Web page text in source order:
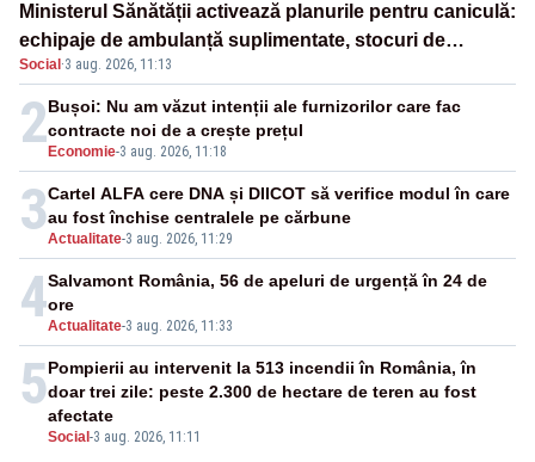
Ministerul Sănătății activează planurile pentru caniculă:
echipaje de ambulanță suplimentate, stocuri de
medicamente verificate și puncte de apă în spațiile
publice
Social ·3 aug. 2026, 11:13
2 Economie-3 aug. 2026, 11:18
Bușoi: Nu am văzut intenții ale furnizorilor care fac
contracte noi de a crește prețul
3Actualitate-3 aug. 2026, 11:29
Cartel ALFA cere DNA și DIICOT să verifice modul în care
au fost închise centralele pe cărbune
4Actualitate-3 aug. 2026, 11:33
Salvamont România, 56 de apeluri de urgență în 24 de
ore
5
Social -3 aug. 2026, 11:11
Pompierii au intervenit la 513 incendii în România, în
doar trei zile: peste 2.300 de hectare de teren au fost
afectate